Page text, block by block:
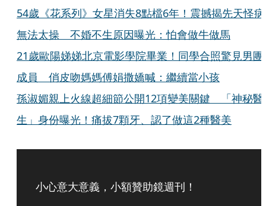
54歲《花系列》女星消失8點檔6年！震撼揭先天怪病
無法太操 不婚不生原因曝光：怕會做牛做馬
21歲歐陽娣娣北京電影學院畢業！同學合照驚見男團
成員 俏皮吻媽媽傅娟撒嬌喊：繼續當小孩
孫淑媚親上火線超細節公開12項變美關鍵 「神秘醫
生」身份曝光！痛拔7顆牙、認了做這2種醫美
小心意大意義，小額贊助鏡週刊！